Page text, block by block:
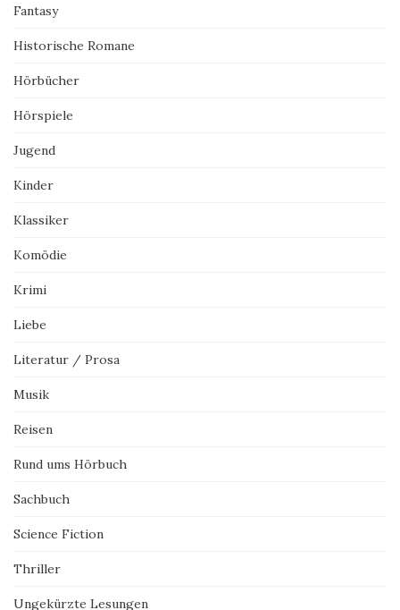
Fantasy
Historische Romane
Hörbücher
Hörspiele
Jugend
Kinder
Klassiker
Komödie
Krimi
Liebe
Literatur / Prosa
Musik
Reisen
Rund ums Hörbuch
Sachbuch
Science Fiction
Thriller
Ungekürzte Lesungen